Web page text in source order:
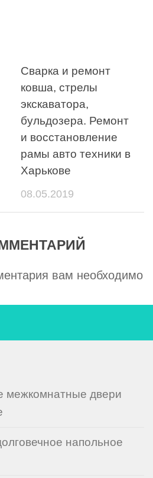
Сварка и ремонт
ковша, стрелы
экскаватора,
бульдозера. Ремонт
и восстановление
рамы авто техники в
Харькове
08.05.2019
вам необходимо
межкомнатные двери
напольное